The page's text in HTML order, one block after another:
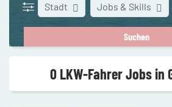
Stadt Jobs & Skills
0 LKW-Fahrer Jobs in